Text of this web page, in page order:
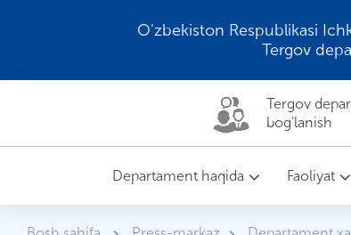
O'zbekiston Respublikasi
Tergov
Tergov
bog'lanish
Departament haqida Faoliyat